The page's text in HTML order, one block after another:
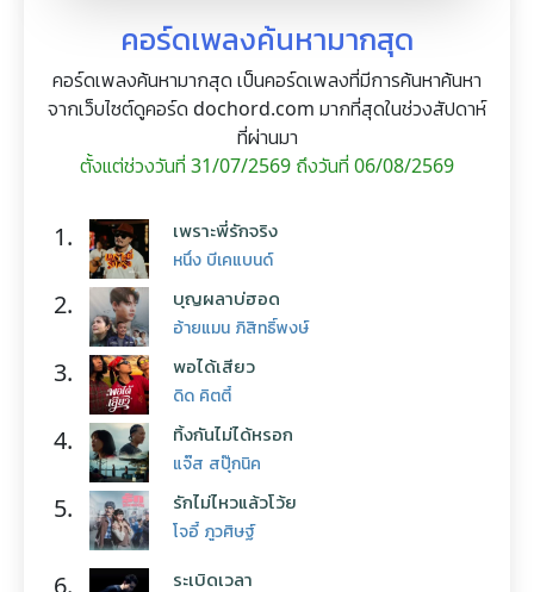
คอร์ดเพลงค้นหามากสุด
คอร์ดเพลงค้นหามากสุด เป็นคอร์ดเพลงที่มีการค้นหาค้นหา
จากเว็บไซต์ดูคอร์ด dochord.com มากที่สุดในช่วงสัปดาห์
ที่ผ่านมา
ตั้งแต่ช่วงวันที่ 31/07/2569 ถึงวันที่ 06/08/2569
1. เพราะพี่รักจริง
หนึ่ง บีเคแบนด์
2. บุญผลาบ่ฮอด
อ้ายแมน ภิสิทธิ์พงษ์
3. พอได้เสียว
ดิด คิตตี้
4. ทิ้งกันไม่ได้หรอก
แจ๊ส สปุ๊กนิค
5. รักไม่ไหวแล้วโว้ย
โจอี้ ภูวศิษฐ์
6. ระเบิดเวลา